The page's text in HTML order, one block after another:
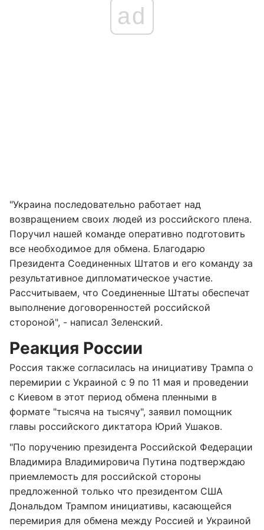
ad
"Украина последовательно работает над
возвращением своих людей из российского плена.
Поручил нашей команде оперативно подготовить
все необходимое для обмена. Благодарю
Президента Соединенных Штатов и его команду за
результативное дипломатическое участие.
Рассчитываем, что Соединенные Штаты обеспечат
выполнение договоренностей российской
стороной", - написал Зеленский.
Реакция России
Россия также согласилась на инициативу Трампа о
перемирии с Украиной с 9 по 11 мая и проведении
с Киевом в этот период обмена пленными в
формате "тысяча на тысячу", заявил помощник
главы российского диктатора Юрий Ушаков.
"По поручению президента Российской Федерации
Владимира Владимировича Путина подтверждаю
приемлемость для российской стороны
предложенной только что президентом США
Дональдом Трампом инициативы, касающейся
перемирия для обмена между Россией и Украиной